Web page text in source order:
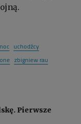
uchodźcy
zbigniew rau
Pierwsze